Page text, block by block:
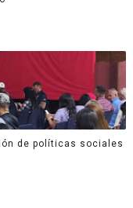
de políticas sociales